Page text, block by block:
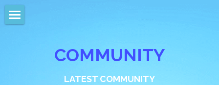
COMMUNITY
LATEST COMMUNITY